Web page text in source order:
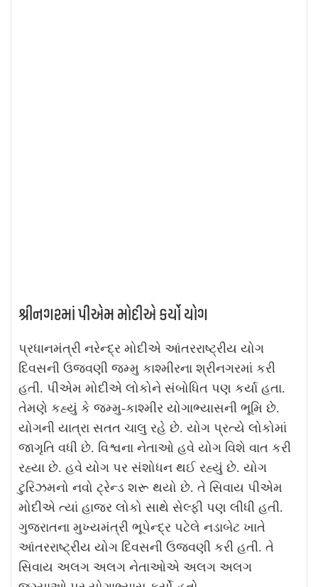
શ્રીનગરમાં પીએમ મોદીએ કર્યો યોગ
પ્રધાનમંત્રી નરેન્દ્ર મોદીએ આંતરરાષ્ટ્રીય યોગ
દિવસની ઉજવણી જમ્મુ કાશ્મીરના શ્રીનગરમાં કરી
હતી. પીએમ મોદીએ લોકોને સંબોધિત પણ કર્યા હતા.
તેમણે કહ્યું કે જમ્મુ-કાશ્મીર યોગાભ્યાસની ભૂમિ છે.
યોગની યાત્રા સતત ચાલુ રહે છે. યોગ પ્રત્યે લોકોમાં
જાગૃતિ વધી છે. વિશ્વના નેતાઓ હવે યોગ વિશે વાત કરી
રહ્યા છે. હવે યોગ પર સંશોધન થઈ રહ્યું છે. યોગ
ટુરિઝમનો નવો ટ્રેન્ડ શરૂ થયો છે. તે સિવાય પીએમ
મોદીએ ત્યાં હાજર લોકો સાથે સેલ્ફી પણ લીધી હતી.
ગુજરાતના મુખ્યમંત્રી ભૂપેન્દ્ર પટેલે નડાબેટ ખાતે
આંતરરાષ્ટ્રીય યોગ દિવસની ઉજવણી કરી હતી. તે
સિવાય અલગ અલગ નેતાઓએ અલગ અલગ